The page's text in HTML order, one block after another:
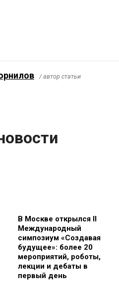
/ автор статьи
В Москве открылся II
Международный
симпозиум «Создавая
будущее»: более 20
мероприятий, роботы,
лекции и дебаты в
первый день